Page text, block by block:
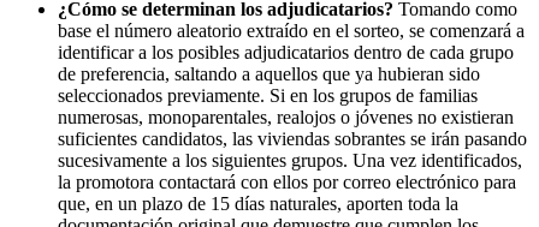
¿Cómo se determinan los adjudicatarios? Tomando como
base el número aleatorio extraído en el sorteo, se comenzará a
identificar a los posibles adjudicatarios dentro de cada grupo
de preferencia, saltando a aquellos que ya hubieran sido
seleccionados previamente. Si en los grupos de familias
numerosas, monoparentales, realojos o jóvenes no existieran
suficientes candidatos, las viviendas sobrantes se irán pasando
sucesivamente a los siguientes grupos. Una vez identificados,
la promotora contactará con ellos por correo electrónico para
que, en un plazo de 15 días naturales, aporten toda la